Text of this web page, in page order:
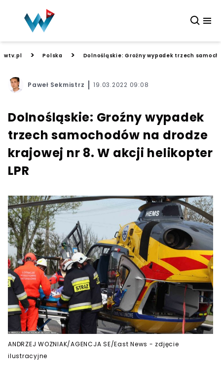
wtv.pl > Polska > Dolnośląskie: Groźny wypadek trzech
Paweł Sekmistrz 19.03.2022 09:08
Dolnośląskie: Groźny wypadek
trzech samochodów na drodze
krajowej nr 8. W akcji helikopter
LPR
ANDRZEJ WOZNIAK/AGENCJA SE/East News - zdjęcie
ilustracyjne